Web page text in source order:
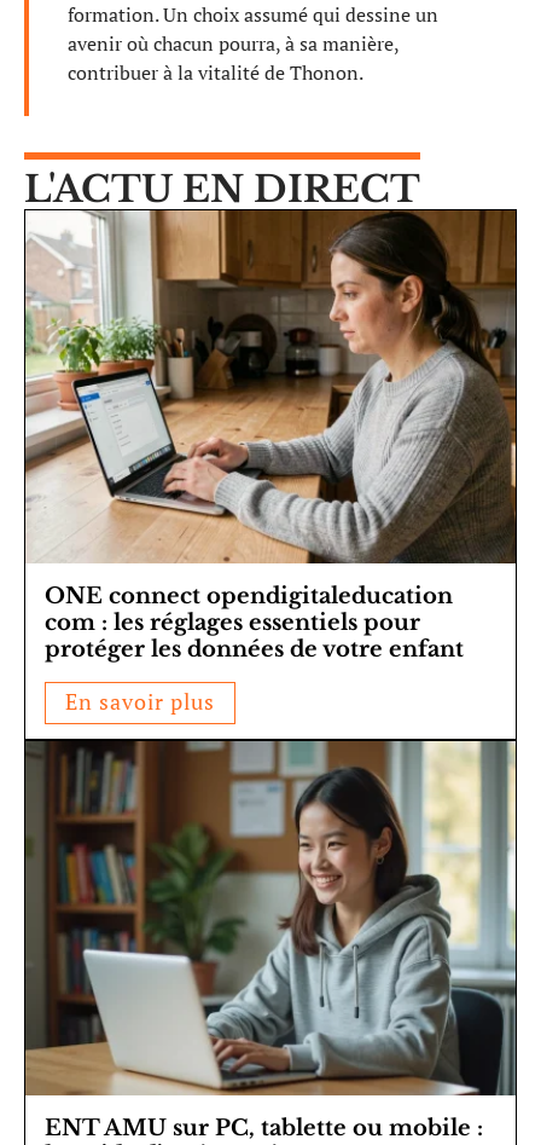
formation. Un choix assumé qui dessine un
avenir où chacun pourra, à sa manière,
contribuer à la vitalité de Thonon.
L'ACTU EN DIRECT
ONE connect opendigitaleducation
com : les réglages essentiels pour
protéger les données de votre enfant
En savoir plus
ENT AMU sur PC, tablette ou mobile :